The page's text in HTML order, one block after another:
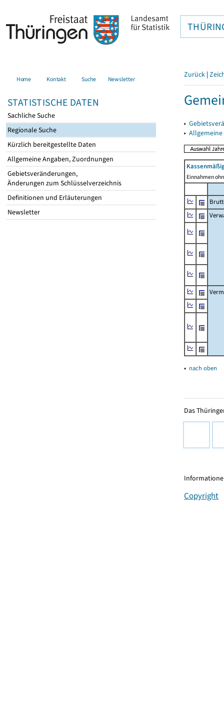
Home Kontakt Suche Newsletter
STATISTISCHE DATEN
Sachliche Suche
Regionale Suche
Kürzlich bereitgestellte Daten
Allgemeine Angaben, Zuordnungen
Gebietsveränderungen,
Änderungen zum Schlüsselverzeichnis
Definitionen und Erläuterungen
Newsletter
Zurück |
▸
▸
Einnahmen
▴ nach oben
Das
Copyright